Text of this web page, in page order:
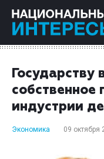
Государству
собственное
индустрии
Экономика 09 октября